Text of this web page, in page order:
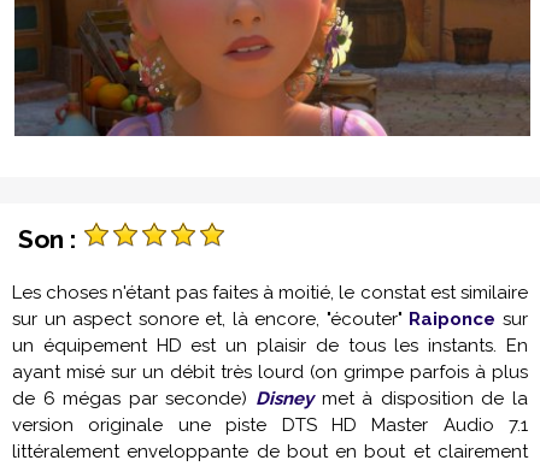
Son :
Les choses n'étant pas faites à moitié, le constat est similaire
sur un aspect sonore et, là encore, "écouter" Raiponce sur
un équipement HD est un plaisir de tous les instants. En
ayant misé sur un débit très lourd (on grimpe parfois à plus
de 6 mégas par seconde) Disneymet à disposition de la
version originale une piste DTS HD Master Audio 7.1
littéralement enveloppante de bout en bout et clairement